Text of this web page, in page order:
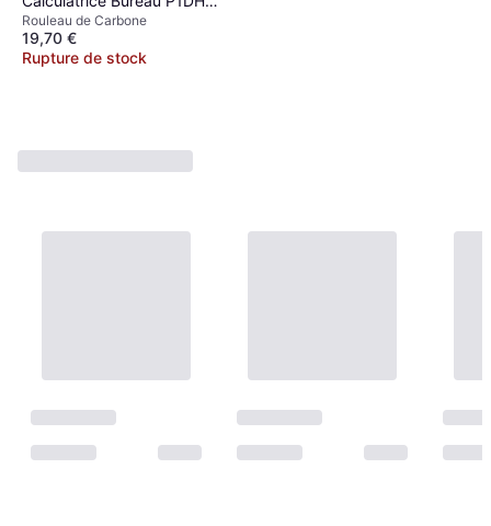
P40DII Bleu
Rouleau de Carbone
19,70 €
Rupture de stock